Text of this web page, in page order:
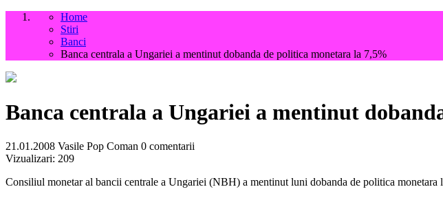
Home
Stiri
Banci
Banca centrala a Ungariei a mentinut dobanda de politica monetara la 7,5%
Banca centrala a Ungariei a mentinut
21.01.2008 Vasile Pop Coman 0 comentarii
Vizualizari: 209
Consiliul monetar al bancii centrale a Ungariei (NBH) a mentinut luni dobanda de politica